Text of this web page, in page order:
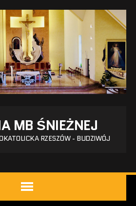
MB ŚNIEŻNEJ
RZESZÓW - BUDZIWÓJ